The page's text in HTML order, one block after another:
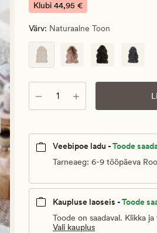
€.
44,95
Klubi 44,95 €
Värv: Naturaalne Toon
Kogus
Veebipoe ladu -Toode
Tarneaeg: 6-9 tööpäeva
Kaupluse laoseis -Toode
Toode on saadaval. Klikka
Vali kauplus